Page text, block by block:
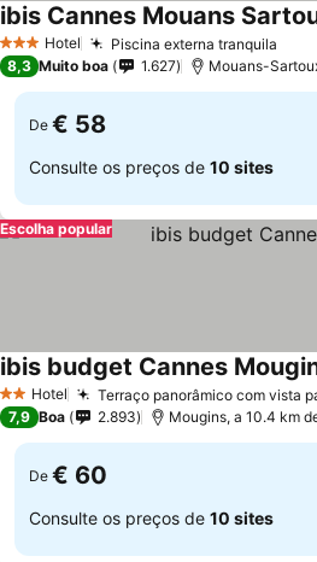
3 EstrelasHotel Piscina externa tranquila
ibis Cannes Mouans
8,3 Muito boa 1.627 Mouans-
De € 58
Consulte os preços de 10 sites
Escolha popular
2 Estrelas
Hotel Terraço panorâmico com vista
ibis budget Cannes
7,9 Boa 2.893 Mougins, a 10.4 km
De € 60
Consulte os preços de 10 sites